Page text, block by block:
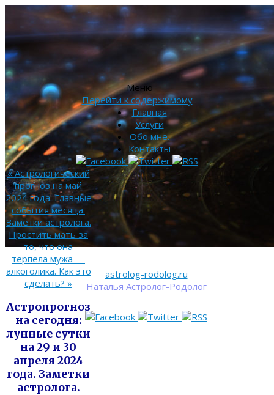
astrolog-rodolog.ru
Наталья Астролог-Родолог
Меню
Перейти к содержимому
Главная
Услуги
Обо мне.
Контакты
«Астрологический
прогноз на май
2024 года. Главные
события месяца.
Заметки астролога.
Простить мать за
то, что она
терпела мужа —
алкоголика. Как это
сделать? »
Астропрогноз
на сегодня:
лунные сутки
на 29 и 30
апреля 2024
года. Заметки
астролога.